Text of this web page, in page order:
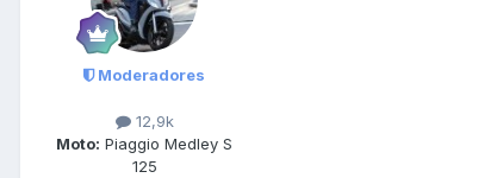
Moderadores
12,9k
Moto: Piaggio Medley S
125